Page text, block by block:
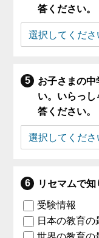
答ください。
お子さまの中
い。いらっし
答ください。
リセマムで知
受験情報
日本の教育の